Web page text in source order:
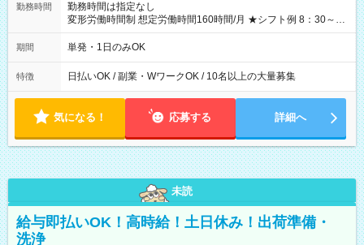
勤務時間
勤務時間は指定なし
変形労働時間制 想定労働時間160時間/月 ★シフト例 8：30～
19：00
期間 単発・1日のみOK
特徴 日払いOK / 副業・WワークOK / 10名以上の大量募集
気になる！ 応募する 詳細へ
未読
給与即払いOK！高時給！土日休み！出荷準備・
洗浄